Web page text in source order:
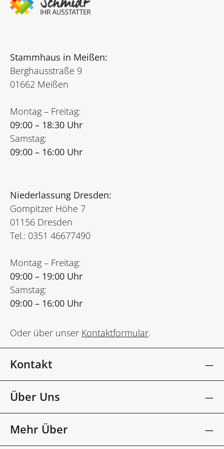
Stammhaus in Meißen:
Berghausstraße 9
01662 Meißen
Montag – Freitag:
09:00 – 18:30 Uhr
Samstag:
09:00 – 16:00 Uhr
Niederlassung Dresden:
Gompitzer Höhe 7
01156 Dresden
Tel.: 0351 46677490
Montag – Freitag:
09:00 – 19:00 Uhr
Samstag:
09:00 – 16:00 Uhr
Oder über unser Kontaktformular.
Kontakt
Über Uns
Mehr Über